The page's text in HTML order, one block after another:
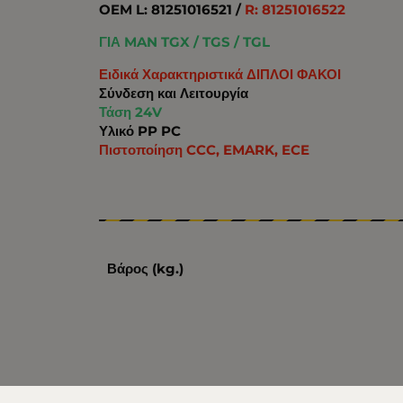
OEM L: 81251016521 / R: 81251016522
ΓΙΑ MAN TGX / TGS / TGL
Ειδικά Χαρακτηριστικά ΔΙΠΛΟΙ ΦΑΚΟΙ
Σύνδεση και Λειτουργία
Τάση 24V
Υλικό PP PC
Πιστοποίηση CCC, EMARK, ECE
Βάρος (kg.)